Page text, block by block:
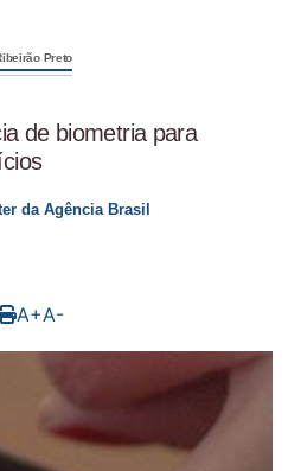
Preto
de biometria para
da Agência Brasil
A+A-